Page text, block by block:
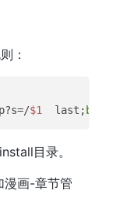
：
$1
  last;
目录。
漫画-章节管